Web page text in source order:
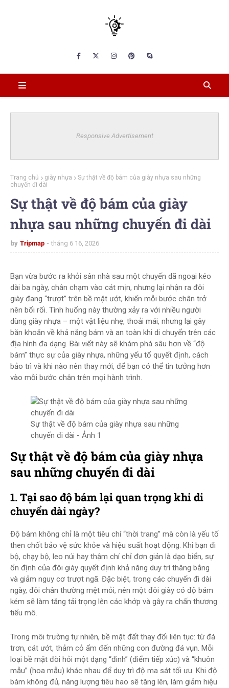
Responsive Advertisement
Trang chủ giày nhựa
Sự thật về độ bám của giày nhựa sau những
chuyến đi dài​
Sự thật về độ bám của giày
nhựa sau những chuyến đi dài​
by Tripmap tháng 6 16, 2026
Bạn vừa bước ra khỏi sân nhà sau một chuyến dã ngoại kéo
dài ba ngày, chân chạm vào cát mịn, nhưng lại nhận ra đôi
giày đang “trượt” trên bề mặt ướt, khiến mỗi bước chân trở
nên bối rối. Tình huống này thường xảy ra với nhiều người
dùng giày nhựa – một vật liệu nhẹ, thoải mái, nhưng lại gây
băn khoăn về khả năng bám và an toàn khi di chuyển trên các
địa hình đa dạng. Bài viết này sẽ khám phá sâu hơn về “độ
bám” thực sự của giày nhựa, những yếu tố quyết định, cách
bảo trì và khi nào nên thay mới, để bạn có thể tin tưởng hơn
vào mỗi bước chân trên mọi hành trình.
Sự thật về độ bám của giày nhựa sau những
chuyến đi dài​ - Ảnh 1
Sự thật về độ bám của giày nhựa
sau những chuyến đi dài
1. Tại sao độ bám lại quan trọng khi di
chuyển dài ngày?
Độ bám không chỉ là một tiêu chí “thời trang” mà còn là yếu tố
then chốt bảo vệ sức khỏe và hiệu suất hoạt động. Khi bạn đi
bộ, chạy bộ, leo núi hay thậm chí chỉ đơn giản là dạo biển, sự
ổn định của đôi giày quyết định khả năng duy trì thăng bằng
và giảm nguy cơ trượt ngã. Đặc biệt, trong các chuyến đi dài
ngày, đôi chân thường mệt mỏi, nên một đôi giày có độ bám
kém sẽ làm tăng tải trọng lên các khớp và gây ra chấn thương
tiểu mô.
Trong môi trường tự nhiên, bề mặt đất thay đổi liên tục: từ đá
trơn, cát ướt, thảm cỏ ẩm đến những con đường đá vụn. Mỗi
loại bề mặt đòi hỏi một dạng “đinh” (điểm tiếp xúc) và “khuôn
mẫu” (hoa mẫu) khác nhau để duy trì độ ma sát tối ưu. Khi độ
bám không đủ, năng lượng tiêu hao sẽ tăng lên, làm giảm hiệu